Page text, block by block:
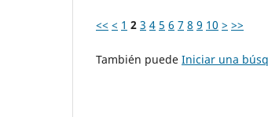
<< < 1 2 3 4 5 6 7 8 9 10 > >>
También puede Iniciar una